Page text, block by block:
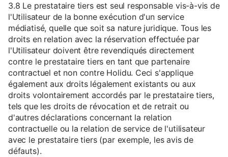
3.8 Le prestataire tiers est seul responsable vis-à-vis de
l'Utilisateur de la bonne exécution d'un service
médiatisé, quelle que soit sa nature juridique. Tous les
droits en relation avec la réservation effectuée par
l'Utilisateur doivent être revendiqués directement
contre le prestataire tiers en tant que partenaire
contractuel et non contre Holidu. Ceci s'applique
également aux droits légalement existants ou aux
droits volontairement accordés par le prestataire tiers,
tels que les droits de révocation et de retrait ou
d'autres déclarations concernant la relation
contractuelle ou la relation de service de l'utilisateur
avec le prestataire tiers (par exemple, les avis de
défauts).